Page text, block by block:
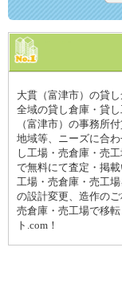
大貫（富津市）の貸
全域の貸し倉庫・貸
（富津市）の事務所
地域等、ニーズに合
し工場・売倉庫・売
で無料にて査定・掲
工場・売倉庫・売工
の設計変更、造作の
売倉庫・売工場で移
ト.com！